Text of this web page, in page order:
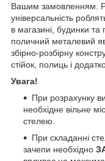
Вашим замовленням.
універсальність
в магазині, будинки та
поличний металевий
збірно-розбірну
стійок, полиць і
Увага!
При розрахунку
необхідне вільне
стелею.
При складанні
зачепи необхідно